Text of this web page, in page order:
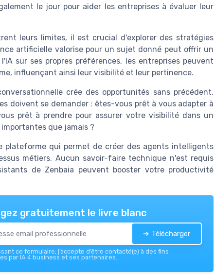
le jour pour aider les entreprises à évaluer leur
leurs limites, il est crucial d'explorer des stratégies
artificielle valorise pour un sujet donné peut offrir un
sur ses propres préférences, les entreprises peuvent
influençant ainsi leur visibilité et leur pertinence.
crée des opportunités sans précédent,
doivent se demander : êtes-vous prêt à vous adapter à
prêt à prendre pour assurer votre visibilité dans un
que jamais ?
plateforme qui permet de créer des agents intelligents
métiers. Aucun savoir-faire technique n'est requis
de Zenbaia peuvent booster votre productivité
gratuitement le livre blanc
➔ Télécharger
ce formulaire, j’accepte d’être contacté(e) à des fins
par IA 4 business et ses partenaires.